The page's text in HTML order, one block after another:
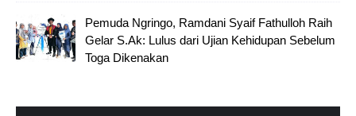
Pemuda Ngringo, Ramdani Syaif Fathulloh Raih
Gelar S.Ak: Lulus dari Ujian Kehidupan Sebelum
Toga Dikenakan